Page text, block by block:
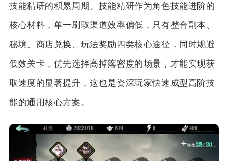
技能精研的积累周期。技能精研作为角色技能进阶的
核心材料，单一刷取渠道效率偏低，只有整合副本、
秘境、商店兑换、玩法奖励四类核心途径，同时规避
低效关卡，优先选择高掉落密度的场景，才能实现获
取速度的显著提升，这也是资深玩家快速成型高阶技
能的通用核心方案。